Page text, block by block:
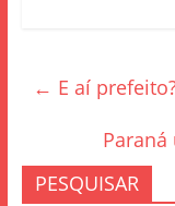
b
o
← E aí
Paraná
PESQUISAR